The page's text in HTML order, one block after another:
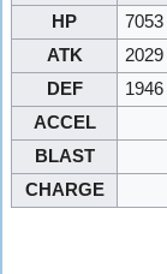
HP
7053
ATK
2029
DEF
1946
ACCEL
BLAST
CHARGE